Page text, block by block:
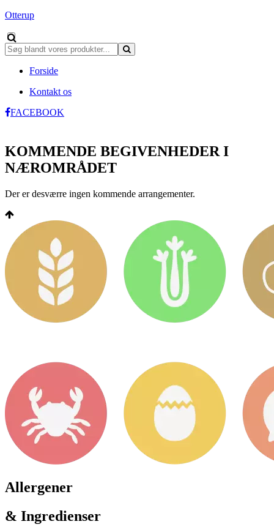
Otterup
Forside
Kontakt os
FACEBOOK
KOMMENDE BEGIVENHEDER I
NÆROMRÅDET
Der er desværre ingen kommende arrangementer.
Allergener
& Ingredienser